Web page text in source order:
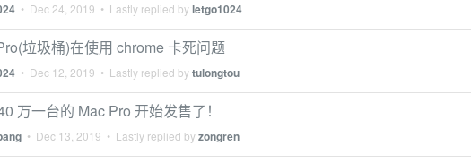
• Dec 24, 2019 • Lastly replied byletgo1024
垃圾桶)在使用 chrome 卡死问题
• Dec 12, 2019 • Lastly replied bytulongtou
万一台的 Mac Pro 开始发售了！
• Dec 13, 2019 • Lastly replied byzongren